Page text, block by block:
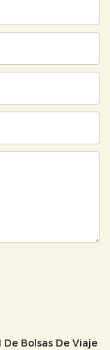
De Bolsas De Viaje